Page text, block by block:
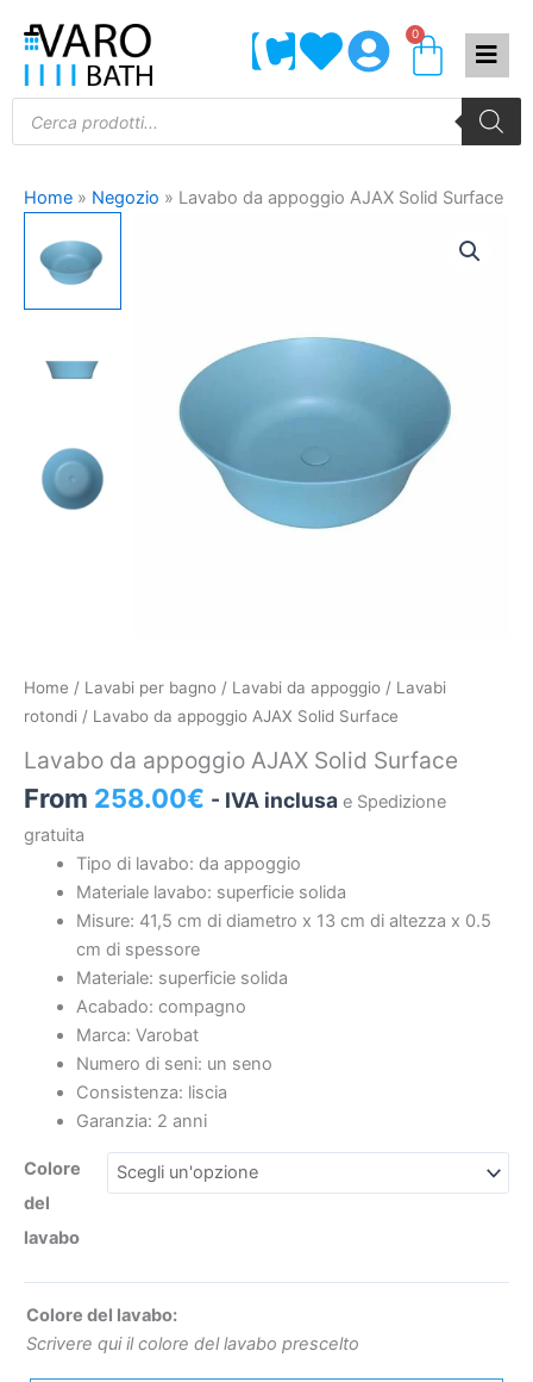
contenuto
0
€396
Products
search
Home » Negozio » Lavabo da appoggio AJAX Solid Surface
Home / Lavabi per bagno / Lavabi da appoggio / Lavabi
rotondi / Lavabo da appoggio AJAX Solid Surface
Lavabo da appoggio AJAX Solid Surface
From 258.00€ - IVA inclusa e Spedizione
gratuita
Tipo di lavabo: da appoggio
Materiale lavabo: superficie solida
Misure: 41,5 cm di diametro x 13 cm di altezza x 0.5
cm di spessore
Materiale: superficie solida
Acabado: compagno
Marca: Varobat
Numero di seni: un seno
Consistenza: liscia
Garanzia: 2 anni
Colore
del
lavabo
Colore del lavabo:
Scrivere qui il colore del lavabo prescelto
Lavabo
da
AJAX
Solid
Surface
quantità